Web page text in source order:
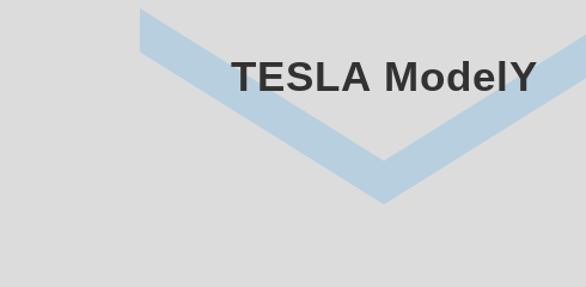
TESLA ModelY